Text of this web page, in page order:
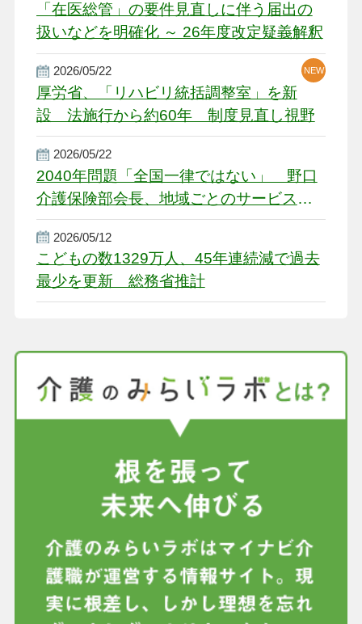
「在医総管」の要件見直しに伴う届出の
扱いなどを明確化 ～ 26年度改定疑義解釈
2026/05/22
厚労省、「リハビリ統括調整室」を新
設 法施行から約60年 制度見直し視野
NEW
2026/05/22
2040年問題「全国一律ではない」 野口
介護保険部会長、地域ごとのサービス基
盤整備を促す
2026/05/12
こどもの数1329万人、45年連続減で過去
最少を更新 総務省推計